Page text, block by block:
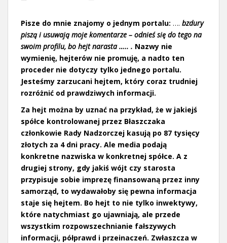
Pisze do mnie znajomy o jednym portalu: …. bzdury
piszą i usuwają moje komentarze – odnieś się do tego na
swoim profilu, bo hejt narasta….. . Nazwy nie
wymienię, hejterów nie promuję, a nadto ten
proceder nie dotyczy tylko jednego portalu.
Jesteśmy zarzucani hejtem, który coraz trudniej
rozróżnić od prawdziwych informacji.
Za hejt można by uznać na przykład, że w jakiejś
spółce kontrolowanej przez Błaszczaka
członkowie Rady Nadzorczej kasują po 87 tysięcy
złotych za 4 dni pracy. Ale media podają
konkretne nazwiska w konkretnej spółce. A z
drugiej strony, gdy jakiś wójt czy starosta
przypisuje sobie imprezę finansowaną przez inny
samorząd, to wydawałoby się pewna informacja
staje się hejtem. Bo hejt to nie tylko inwektywy,
które natychmiast go ujawniają, ale przede
wszystkim rozpowszechnianie fałszywych
informacji, półprawd i przeinaczeń. Zwłaszcza w